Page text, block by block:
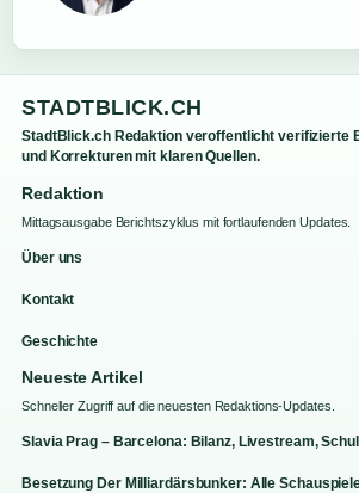
STADTBLICK.CH
StadtBlick.ch Redaktion veroffentlicht verifizierte
und Korrekturen mit klaren Quellen.
Redaktion
Mittagsausgabe Berichtszyklus mit fortlaufenden Updates.
Über uns
Kontakt
Geschichte
Neueste Artikel
Schneller Zugriff auf die neuesten Redaktions-Updates.
Slavia Prag – Barcelona: Bilanz, Livestream,
Besetzung Der Milliardärsbunker: Alle